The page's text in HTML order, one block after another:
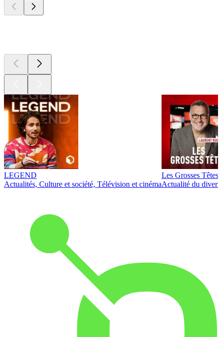
LEGEND
Actualités, Culture et société, Télévision et cinéma
Les Grosses Têtes
Actualité du